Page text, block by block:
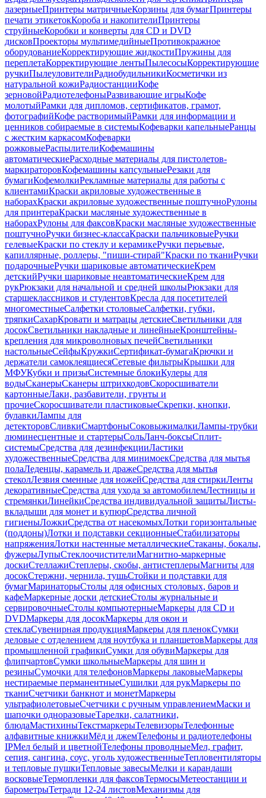
лазерныеПринтеры матричныеКорзины для бумагПринтеры
печати этикетокКороба и накопителиПринтеры
струйныеКоробки и конверты для CD и DVD
дисковПроекторы мультимедийныеПротивокражное
оборудованиеКорректирующие жидкостиПружины для
переплетаКорректирующие лентыПылесосыКорректирующие
ручкиПылеуловителиРадиобудильникиКосметички из
натуральной кожиРадиостанцииКофе
зерновойРадиотелефоныРазвивающие игрыКофе
молотыйРамки для дипломов, сертификатов, грамот,
фотографийКофе растворимыйРамки для информации и
ценников собираемые в системыКофеварки капельныеРанцы
с жестким каркасомКофеварки
рожковыеРаспылителиКофемашины
автоматическиеРасходные материалы для пистолетов-
маркираторовКофемашины капсульныеРезаки для
бумагиКофемолкиРекламные материалы для работы с
клиентамиКраски акриловые художественные в
наборахКраски акриловые художественные поштучноРулоны
для принтераКраски масляные художественные в
наборахРулоны для факсовКраски масляные художественные
поштучноРучки бизнес-классаКраски пальчиковыеРучки
гелевыеКраски по стеклу и керамикеРучки перьевые,
капиллярные, роллеры, "пиши-стирай"Краски по тканиРучки
подарочныеРучки шариковые автоматическиеКрем
детскийРучки шариковые неавтоматическиеКрем для
рукРюкзаки для начальной и средней школыРюкзаки для
старшеклассников и студентовКресла для посетителей
многоместныеСалфетки столовыеСалфетки, губки,
тряпкиСахарКровати и матрацы детскиеСветильники для
досокСветильники накладные и линейныеКронштейны-
крепления для микроволновых печейСветильники
настольныеСейфыКружкиСертификат-бумагаКрючки и
держатели самоклеящиесяСетевые фильтрыКрышки для
МФУКубки и призыСистемные блокиКулеры для
водыСканерыСканеры штрихкодовСкоросшиватели
картонныеЛаки, разбавители, грунты и
прочиеСкоросшиватели пластиковыеСкрепки, кнопки,
булавкиЛампы для
детекторовСливкиСмартфоныСоковыжималкиЛампы-трубки
люминесцентные и стартерыСольЛанч-боксыСплит-
системыСредства для дезинфекцииЛастики
художественныеСредства для минимоекСредства для мытья
полаЛеденцы, карамель и дражеСредства для мытья
стеколЛезвия сменные для ножейСредства для стиркиЛенты
декоративныеСредства для ухода за автомобилемЛестницы и
стремянкиЛинейкиСредства индивидуальной защитыЛисты-
вкладыши для монет и купюрСредства личной
гигиеныЛожкиСредства от насекомыхЛотки горизонтальные
(поддоны)Лотки и подставки секционныеСтабилизаторы
напряженияЛотки настенные металлическиеСтаканы, бокалы,
фужерыЛупыСтеклоочистителиМагнитно-маркерные
доскиСтеллажиСтеплеры, скобы, антистеплерыМагниты для
досокСтержни, чернила, тушьСтойки и подставки для
бумагМаринаторыСтолы для офисных столовых, баров и
кафеМаркерные доски детскиеСтолы журнальные и
сервировочныеСтолы компьютерныеМаркеры для CD и
DVDМаркеры для досокМаркеры для окон и
стеклаСувенирная продукцияМаркеры для пленокСумки
деловые с отделением для ноутбука и планшетовМаркеры для
промышленной графикиСумки для обувиМаркеры для
флипчартовСумки школьныеМаркеры для шин и
резиныСумочки для телефоновМаркеры лаковыеМаркеры
нестираемые перманентныеСушилки для рукМаркеры по
тканиСчетчики банкнот и монетМаркеры
ультрафиолетовыеСчетчики с ручным управлениемМаски и
шапочки одноразовыеТарелки, салатники,
блюдаМастихиныТекстмаркерыТелевизорыТелефонные
алфавитные книжкиМёд и джемТелефоны и радиотелефоны
IPМел белый и цветнойТелефоны проводныеМел, графит,
сепия, сангина, соус, уголь художественныеТепловентиляторы
и тепловые пушкиТепловые завесыМелки и карандаши
восковыеТермопленки для факсовТермосыМетеостанции и
барометрыТетради 12-24 листовМеханизмы для